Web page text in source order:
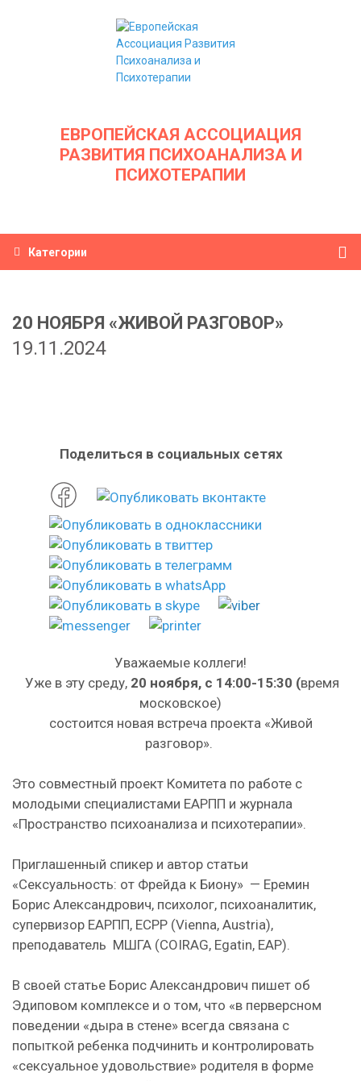
ЕВРОПЕЙСКАЯ АССОЦИАЦИЯ
РАЗВИТИЯ ПСИХОАНАЛИЗА И
ПСИХОТЕРАПИИ
Категории
20 НОЯБРЯ «ЖИВОЙ РАЗГОВОР»
19.11.2024
Поделиться в социальных сетях
Уважаемые коллеги!
Уже в эту среду, 20 ноября, с 14:00-15:30 (время
московское)
состоится новая встреча проекта «Живой
разговор».
Это совместный проект Комитета по работе с
молодыми специалистами ЕАРПП и журнала
«Пространство психоанализа и психотерапии».
Приглашенный спикер и автор статьи
«Сексуальность: от Фрейда к Биону» — Еремин
Борис Александрович, психолог, психоаналитик,
супервизор ЕАРПП, ECPP (Vienna, Austria),
преподаватель МШГА (COIRAG, Egatin, EAP).
В своей статье Борис Александрович пишет об
Эдиповом комплексе и о том, что «в перверсном
поведении «дыра в стене» всегда связана с
попыткой ребенка подчинить и контролировать
«сексуальное удовольствие» родителя в форме